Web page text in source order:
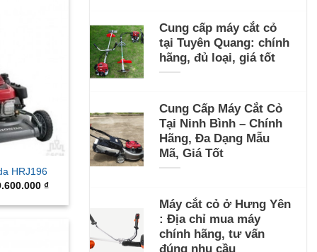
HRJ196
₫Current
is:
19.600.000 ₫.
Cung cấp máy cắt cỏ
tại Tuyên Quang: chính
hãng, đủ loại, giá tốt
Cung Cấp Máy Cắt Cỏ
Tại Ninh Bình – Chính
Hãng, Đa Dạng Mẫu
Mã, Giá Tốt
Máy cắt cỏ ở Hưng Yên
: Địa chỉ mua máy
chính hãng, tư vấn
đúng nhu cầu